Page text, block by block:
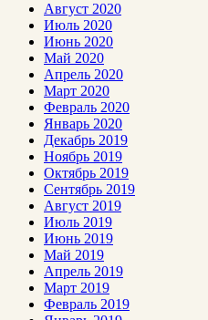
Август 2020
Июль 2020
Июнь 2020
Май 2020
Апрель 2020
Март 2020
Февраль 2020
Январь 2020
Декабрь 2019
Ноябрь 2019
Октябрь 2019
Сентябрь 2019
Август 2019
Июль 2019
Июнь 2019
Май 2019
Апрель 2019
Март 2019
Февраль 2019